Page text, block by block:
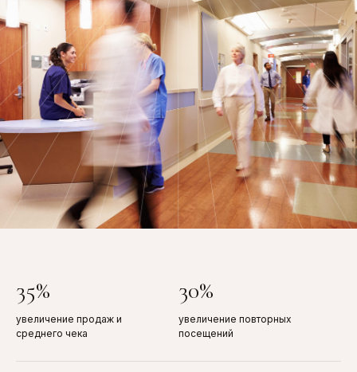
35%
увеличение продаж и
среднего чека
30%
увеличение повторных
посещений